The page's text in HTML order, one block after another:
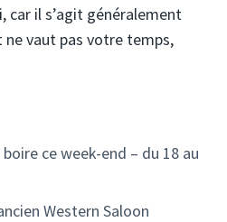
car il s’agit généralement
ne vaut pas votre temps,
ce week-end – du 18 au
Western Saloon